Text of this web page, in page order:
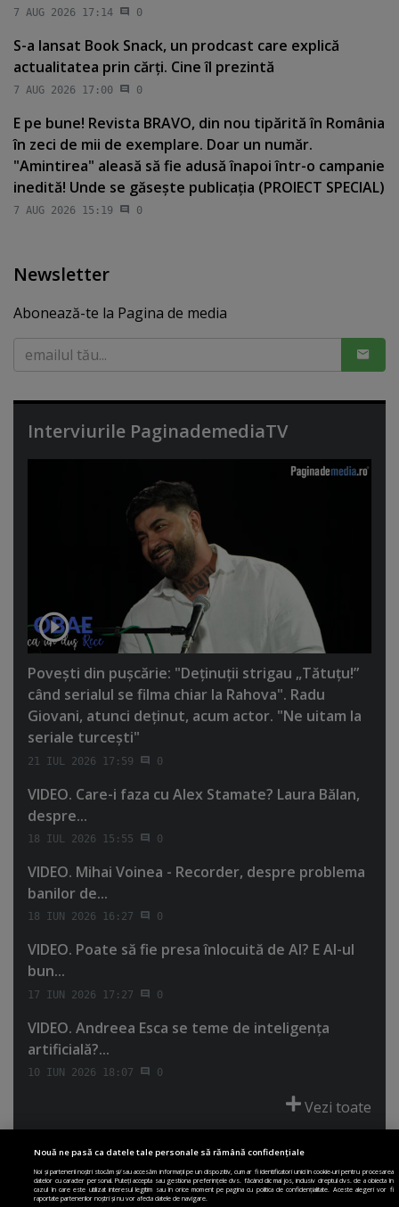
7 AUG 2026 17:14 0
S-a lansat Book Snack, un prodcast care explică
actualitatea prin cărţi. Cine îl prezintă
7 AUG 2026 17:00 0
E pe bune! Revista BRAVO, din nou tipărită în România
în zeci de mii de exemplare. Doar un număr.
"Amintirea" aleasă să fie adusă înapoi într-o campanie
inedită! Unde se găseşte publicaţia (PROIECT SPECIAL)
7 AUG 2026 15:19 0
Newsletter
Abonează-te la Pagina de media
Interviurile PaginademediaTV
Poveşti din puşcărie: "Deţinuţii strigau „Tătuţu!”
când serialul se filma chiar la Rahova". Radu
Giovani, atunci deţinut, acum actor. "Ne uitam la
seriale turceşti"
21 IUL 2026 17:59 0
VIDEO. Care-i faza cu Alex Stamate? Laura Bălan,
despre...
18 IUL 2026 15:55 0
VIDEO. Mihai Voinea - Recorder, despre problema
banilor de...
18 IUN 2026 16:27 0
VIDEO. Poate să fie presa înlocuită de AI? E AI-ul
bun...
17 IUN 2026 17:27 0
VIDEO. Andreea Esca se teme de inteligenţa
artificială?...
10 IUN 2026 18:07 0
Vezi toate
PRIMA PAGINĂ
POLITICA DE COLECTARE ACORD COOKIE
Nouă ne pasă ca datele tale personale să rămână confidențiale
Noi și partenerii noștri stocăm și/sau accesăm informații pe un dispozitiv, cum ar fi identificatori unici în cookie-uri pentru procesarea
datelor cu caracter personal. Puteți accepta sau gestiona preferințele dvs. făcând clic mai jos, inclusiv dreptul dvs. de a obiecta în
cazul în care este utilizat interesul legitim sau în orice moment pe pagina cu politica de confidențialitate. Aceste alegeri vor fi
raportate partenerilor noștri și nu vor afecta datele de navigare.